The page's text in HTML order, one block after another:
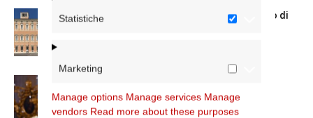
Statistiche
Marketing
Manage options Manage services Manage
vendors Read more about these purposes
Chiusura estiva degli Uffici del Vicariato di
Maggiore